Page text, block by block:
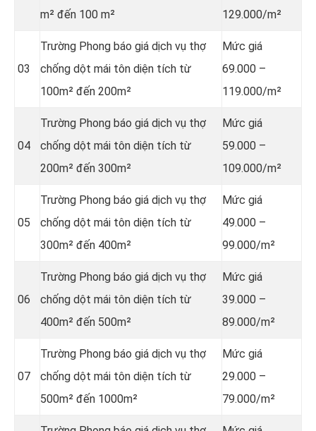
m² đến 100 m²
129.000/m²
03
Trường Phong báo giá dịch vụ thợ
chống dột mái tôn diện tích từ
100m² đến 200m²
Mức giá
69.000 –
119.000/m²
04
Trường Phong báo giá dịch vụ thợ
chống dột mái tôn diện tích từ
200m² đến 300m²
Mức giá
59.000 –
109.000/m²
05
Trường Phong báo giá dịch vụ thợ
chống dột mái tôn diện tích từ
300m² đến 400m²
Mức giá
49.000 –
99.000/m²
06
Trường Phong báo giá dịch vụ thợ
chống dột mái tôn diện tích từ
400m² đến 500m²
Mức giá
39.000 –
89.000/m²
07
Trường Phong báo giá dịch vụ thợ
chống dột mái tôn diện tích từ
500m² đến 1000m²
Mức giá
29.000 –
79.000/m²